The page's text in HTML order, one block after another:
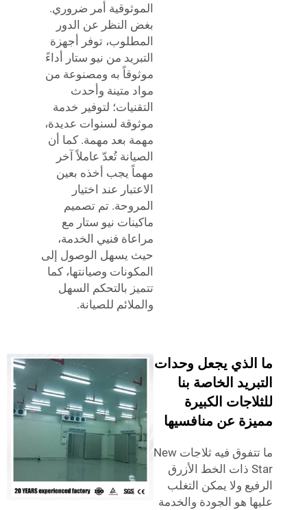
الموثوقية أمر ضروري.
بغض النظر عن الدور
المطلوب، توفر أجهزة
التبريد من نيو ستار أداءً
موثوقاً به ومصنوعة من
مواد متينة وأحدث
التقنيات؛ لتوفير خدمة
موثوقة لسنوات عديدة،
مهمة بعد مهمة. كما أن
الصيانة تُعدّ عاملاً آخر
مهماً يجب أخذه بعين
الاعتبار عند اختيار
المروحة. تم تصميم
ماكينات نيو ستار مع
مراعاة فنيي الخدمة،
حيث يسهل الوصول إلى
المكونات وصيانتها، كما
تتميز بالتحكم السهل
والملائم للصيانة.
يجعل وحدات
الخاصة بنا
الكبيرة
عن منافسيها
ما تتفوق فيه ثلاجات New
Star ذات الخط الأزرق
ولا يمكن التغلب
هو الجودة والخدمة